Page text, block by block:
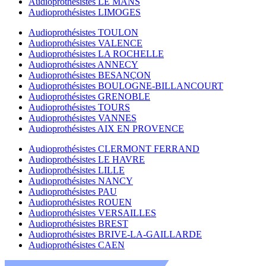
Audioprothésistes LIMOGES
Audioprothésistes TOULON
Audioprothésistes VALENCE
Audioprothésistes LA ROCHELLE
Audioprothésistes ANNECY
Audioprothésistes BESANÇON
Audioprothésistes BOULOGNE-BILLANCOURT
Audioprothésistes GRENOBLE
Audioprothésistes TOURS
Audioprothésistes VANNES
Audioprothésistes AIX EN PROVENCE
Audioprothésistes CLERMONT FERRAND
Audioprothésistes LE HAVRE
Audioprothésistes LILLE
Audioprothésistes NANCY
Audioprothésistes PAU
Audioprothésistes ROUEN
Audioprothésistes VERSAILLES
Audioprothésistes BREST
Audioprothésistes BRIVE-LA-GAILLARDE
Audioprothésistes CAEN